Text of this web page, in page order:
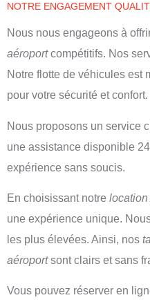
NOTRE ENGAGEMENT
Nous nous engageons à
aéroportcompétitifs. Nos
Notre flotte de véhicules est
pour votre sécurité et confort.
Nous proposons un service
une assistance disponible
expérience sans soucis.
En choisissant notre location
une expérience unique.
les plus élevées. Ainsi, nos
aéroportsont clairs et sans
Vous pouvez réserver en